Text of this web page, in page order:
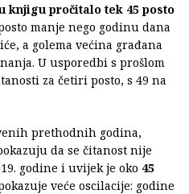
knjigu pročitalo tek 45 posto
manje nego godinu dana
a golema većina građana
U usporedbi s prošlom
za četiri posto, s 49 na
prethodnih godina,
da se čitanost nije
godine i uvijek je oko 45
veće oscilacije: godine